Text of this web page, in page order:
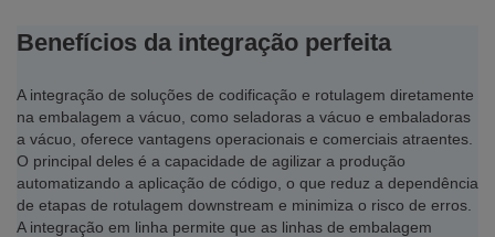
Benefícios da integração perfeita
A integração de soluções de codificação e rotulagem diretamente
na embalagem a vácuo, como seladoras a vácuo e embaladoras
a vácuo, oferece vantagens operacionais e comerciais atraentes.
O principal deles é a capacidade de agilizar a produção
automatizando a aplicação de código, o que reduz a dependência
de etapas de rotulagem downstream e minimiza o risco de erros.
A integração em linha permite que as linhas de embalagem